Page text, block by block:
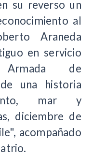
su reverso un
al
Araneda
en servicio
de
una historia
mar y
diciembre de
acompañado